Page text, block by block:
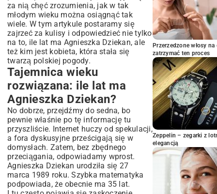
za nią chęć zrozumienia, jak w tak
młodym wieku można osiągnąć tak
wiele. W tym artykule postaramy się
zajrzeć za kulisy i odpowiedzieć nie tylko
na to, ile lat ma Agnieszka Dziekan, ale
też kim jest kobieta, która stała się
twarzą polskiej pogody.
Tajemnica wieku
rozwiązana: ile lat ma
Agnieszka Dziekan?
No dobrze, przejdźmy do sedna, bo
pewnie właśnie po tę informację tu
przyszliście. Internet huczy od spekulacji,
a fora dyskusyjne prześcigają się w
domysłach. Zatem, bez zbędnego
przeciągania, odpowiadamy wprost.
Agnieszka Dziekan urodziła się 27
marca 1989 roku. Szybka matematyka
podpowiada, że obecnie ma 35 lat.
Przerzedzone włosy
zatrzymać ten proces
Zeppelin – zegarki z
elegancją